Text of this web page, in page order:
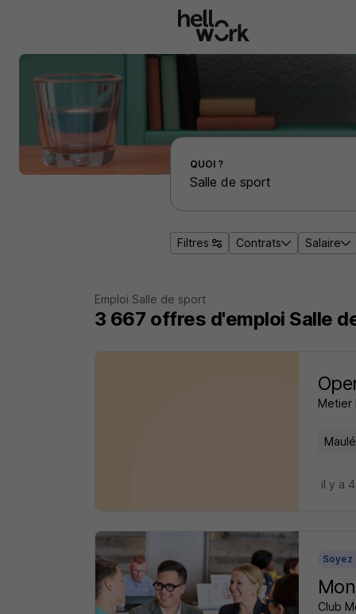
Effectuer une recherche d'emploi par localité
QUOI ?
Filtres Contrats Salaire
Emploi Salle de sport
3 667 offres d'emploi Salle
Metier
il y a
Soyez
Club